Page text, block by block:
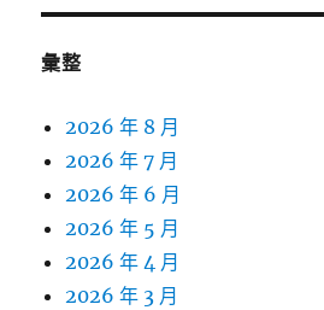
彙整
2026 年 8 月
2026 年 7 月
2026 年 6 月
2026 年 5 月
2026 年 4 月
2026 年 3 月